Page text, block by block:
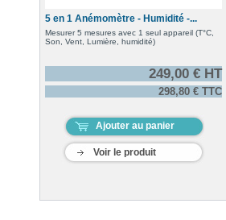
5 en 1 Anémomètre - Humidité -...
Mesurer 5 mesures avec 1 seul appareil (T°C,
Son, Vent, Lumière, humidité)
249,00 € HT
298,80 € TTC
Ajouter au panier
Voir le produit